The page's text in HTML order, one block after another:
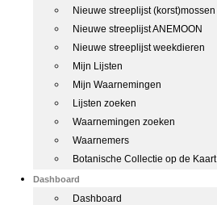
Nieuwe streeplijst (korst)mossen
Nieuwe streeplijst ANEMOON
Nieuwe streeplijst weekdieren
Mijn Lijsten
Mijn Waarnemingen
Lijsten zoeken
Waarnemingen zoeken
Waarnemers
Botanische Collectie op de Kaart
Dashboard
Dashboard